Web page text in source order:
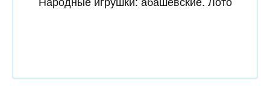
Народные игрушки: абашевские. Лото